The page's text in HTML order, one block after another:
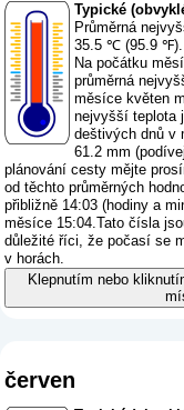
Typické
Průměrná
35.5 ℃ (95.9 ℉).
Na počátku
průměrná
měsíce květen
nejvyšší teplota
deštivých dnů v
61.2 mm (
plánování cesty mějte
od těchto průměrných
přibližně 14:03 (hodiny a
měsíce 15:04.Tato čísla
důležité říci, že počasí se
v horách.
Klepnutím nebo
červen